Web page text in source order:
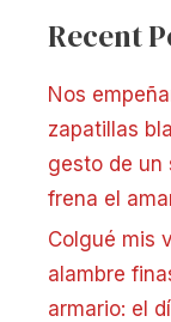
Recent
Nos
zapatillas
gesto de un
frena el
Colgué mis
alambre
armario: el